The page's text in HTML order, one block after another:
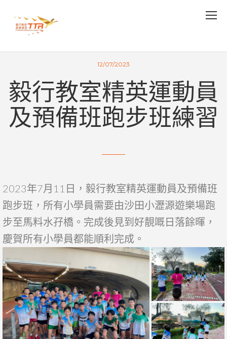
12/07/2023
毅行教室精英運動員
及預備班跑步班練習
2023年7月11日，毅行教室精英運動員及預備班
跑步班，所有小學員需要由沙田小瀝源遊樂場跑
步至馬料水孖橋。完成後見到好靚嘅日落餘暉，
慶賀所有小學員都能順利完成。